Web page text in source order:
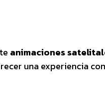
animaciones
una experiencia